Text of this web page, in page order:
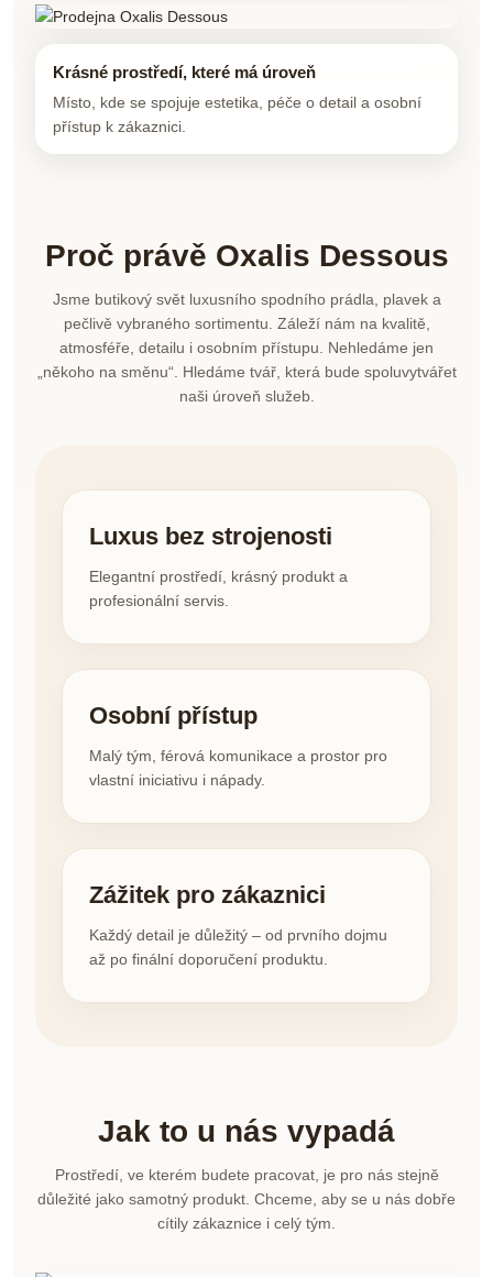
Krásné prostředí, které má úroveň
Místo, kde se spojuje estetika, péče o detail a osobní
přístup k zákaznici.
Proč právě Oxalis Dessous
Jsme butikový svět luxusního spodního prádla, plavek a
pečlivě vybraného sortimentu. Záleží nám na kvalitě,
atmosféře, detailu i osobním přístupu. Nehledáme jen
„někoho na směnu“. Hledáme tvář, která bude spoluvytvářet
naši úroveň služeb.
Luxus bez strojenosti
Elegantní prostředí, krásný produkt a
profesionální servis.
Osobní přístup
Malý tým, férová komunikace a prostor pro
vlastní iniciativu i nápady.
Zážitek pro zákaznici
Každý detail je důležitý – od prvního dojmu
až po finální doporučení produktu.
Jak to u nás vypadá
Prostředí, ve kterém budete pracovat, je pro nás stejně
důležité jako samotný produkt. Chceme, aby se u nás dobře
cítily zákaznice i celý tým.